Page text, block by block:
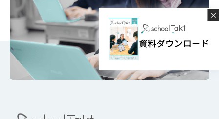
資料ダウンロード